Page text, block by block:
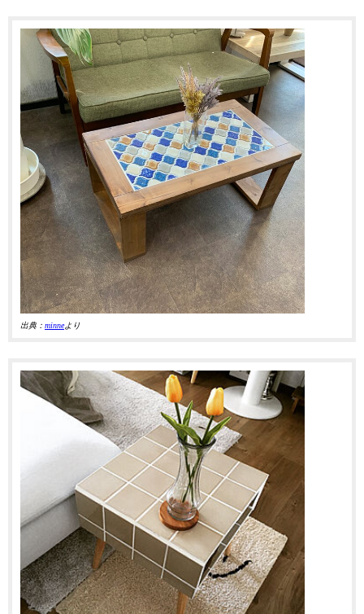
出典： minneより